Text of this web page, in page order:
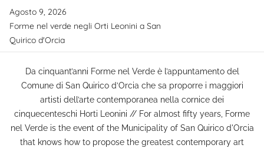
Salta
contenuto
Agosto 9, 2026
Forme nel verde negli Orti Leonini a San
Quirico d'Orcia
Da cinquant’anni Forme nel Verde è l’appuntamento del
Comune di San Quirico d’Orcia che sa proporre i maggiori
artisti dell’arte contemporanea nella cornice dei
cinquecenteschi Horti Leonini // For almost fifty years, Forme
nel Verde is the event of the Municipality of San Quirico d'Orcia
that knows how to propose the greatest contemporary art